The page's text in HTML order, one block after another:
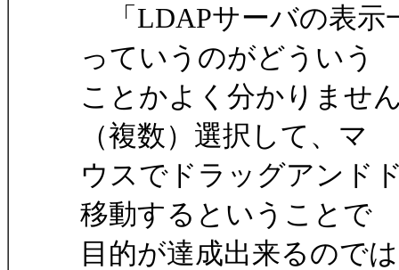
「LDAPサーバの表示
っていうのがどういう
ことかよく分かりませ
（複数）選択して、マ
ウスでドラッグアンド
移動するということで
目的が達成出来るので